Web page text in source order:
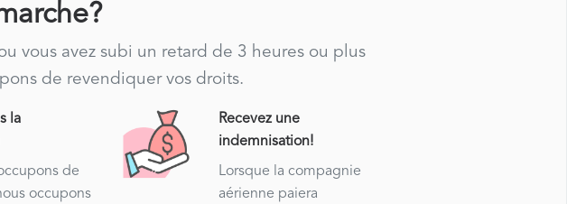
vous avez subi un retard de 3 heures ou plus
de revendiquer vos droits.
la
de
occupons
Recevez une
indemnisation!
Lorsque la compagnie
aérienne paiera